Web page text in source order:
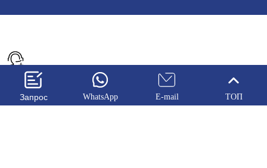
Контакты нас
Запрос WhatsApp E-mail ТОП